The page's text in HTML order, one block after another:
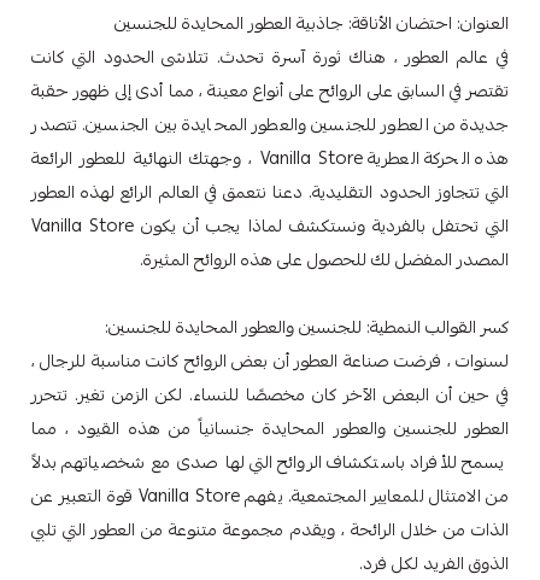
العنوان: احتضان الأناقة: جاذبية العطور المحايدة للجنسين
في عالم العطور ، هناك ثورة آسرة تحدث. تتلاشى الحدود التي كانت
تقتصر في السابق على الروائح على أنواع معينة ، مما أدى إلى ظهور حقبة
جديدة من العطور للجنسين والعطور المحايدة بين الجنسين. تتصدر
هذه الحركة العطرية Vanilla Store ، وجهتك النهائية للعطور الرائعة
التي تتجاوز الحدود التقليدية. دعنا نتعمق في العالم الرائع لهذه العطور
التي تحتفل بالفردية ونستكشف لماذا يجب أن يكون Vanilla Store
المصدر المفضل لك للحصول على هذه الروائح المثيرة.
كسر القوالب النمطية: للجنسين والعطور المحايدة للجنسين:
لسنوات ، فرضت صناعة العطور أن بعض الروائح كانت مناسبة للرجال ،
في حين أن البعض الآخر كان مخصصًا للنساء. لكن الزمن تغير. تتحرر
العطور للجنسين والعطور المحايدة جنسانياً من هذه القيود ، مما
يسمح للأفراد باستكشاف الروائح التي لها صدى مع شخصياتهم بدلاً
من الامتثال للمعايير المجتمعية. يفهم Vanilla Store قوة التعبير عن
الذات من خلال الرائحة ، ويقدم مجموعة متنوعة من العطور التي تلبي
الذوق الفريد لكل فرد.